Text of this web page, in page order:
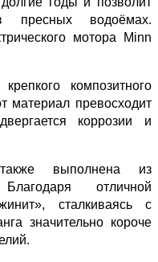
пресных водоёмах.
мотора Minn
композитного
материал превосходит
коррозии и
выполнена из
отличной
сталкиваясь с
значительно короче